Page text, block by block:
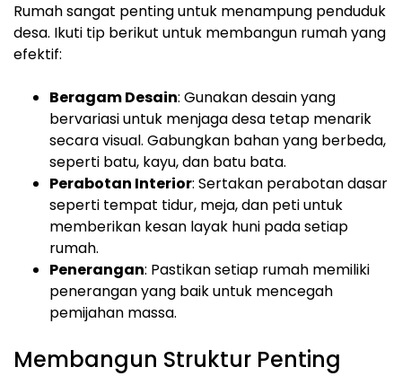
Rumah sangat penting untuk menampung penduduk
desa. Ikuti tip berikut untuk membangun rumah yang
efektif:
Beragam Desain: Gunakan desain yang
bervariasi untuk menjaga desa tetap menarik
secara visual. Gabungkan bahan yang berbeda,
seperti batu, kayu, dan batu bata.
Perabotan Interior: Sertakan perabotan dasar
seperti tempat tidur, meja, dan peti untuk
memberikan kesan layak huni pada setiap
rumah.
Penerangan: Pastikan setiap rumah memiliki
penerangan yang baik untuk mencegah
pemijahan massa.
Membangun Struktur Penting